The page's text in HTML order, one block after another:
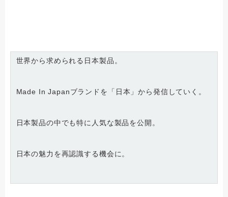
世界から求められる日本製品。
Made In Japanブランドを「日本」から発信していく。
日本製品の中でも特に人気な製品を公開。
日本の魅力を再認識する機会に。